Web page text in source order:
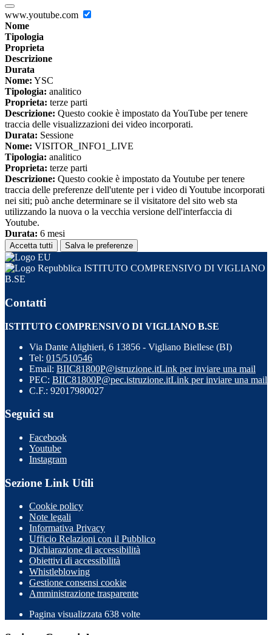
www.youtube.com
Nome
Tipologia
Proprieta
Descrizione
Durata
Nome: YSC
Tipologia: analitico
Proprieta: terze parti
Descrizione: Questo cookie è impostato da YouTube per tenere
traccia delle visualizzazioni dei video incorporati.
Durata: Sessione
Nome: VISITOR_INFO1_LIVE
Tipologia: analitico
Proprieta: terze parti
Descrizione: Questo cookie è impostato da Youtube per tenere
traccia delle preferenze dell'utente per i video di Youtube incorporati
nei siti; può anche determinare se il visitatore del sito web sta
utilizzando la nuova o la vecchia versione dell'interfaccia di
Youtube.
Durata: 6 mesi
Accetta tutti Salva le preferenze
ISTITUTO COMPRENSIVO DI VIGLIANO
B.SE
Contatti
ISTITUTO COMPRENSIVO DI VIGLIANO B.SE
Via Dante Alighieri, 6 13856 - Vigliano Biellese (BI)
Tel: 015/510546
Email: BIIC81800P@istruzione.itLink per inviare una mail
PEC: BIIC81800P@pec.istruzione.itLink per inviare una mail
C.F.: 92017980027
Seguici su
Facebook
Youtube
Instagram
Sezione Link Utili
Cookie policy
Note legali
Informativa Privacy
Ufficio Relazioni con il Pubblico
Dichiarazione di accessibilità
Obiettivi di accessibilità
Whistleblowing
Gestione consensi cookie
Amministrazione trasparente
Pagina visualizzata 638 volte